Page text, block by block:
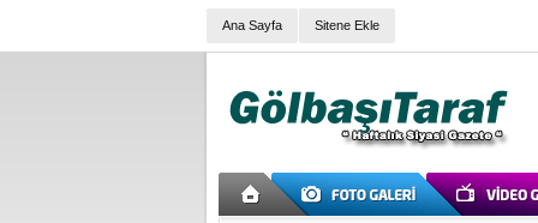
Ana Sayfa Sitene Ekle